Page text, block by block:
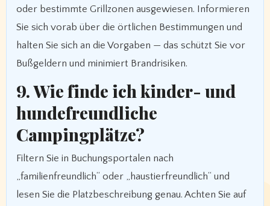
oder bestimmte Grillzonen ausgewiesen. Informieren
Sie sich vorab über die örtlichen Bestimmungen und
halten Sie sich an die Vorgaben — das schützt Sie vor
Bußgeldern und minimiert Brandrisiken.
9. Wie finde ich kinder- und
hundefreundliche
Campingplätze?
Filtern Sie in Buchungsportalen nach
„familienfreundlich“ oder „haustierfreundlich“ und
lesen Sie die Platzbeschreibung genau. Achten Sie auf